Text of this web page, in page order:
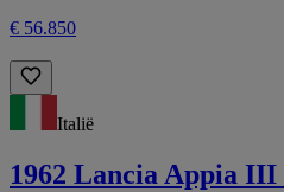
€ 56.850
Italië
1962 Lancia Appia III